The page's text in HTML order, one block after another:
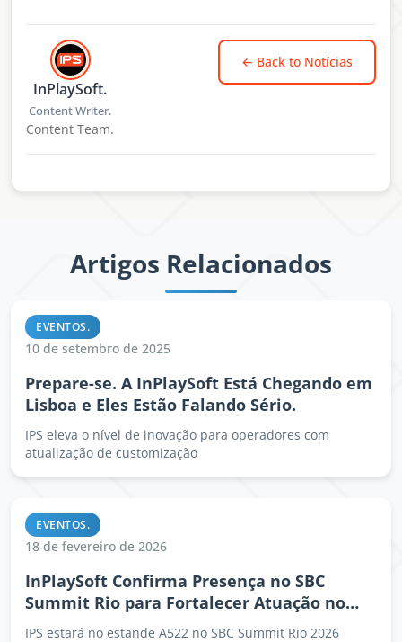
InPlaySoft.
Content Writer.
Content Team.
← Back to Notícias
Artigos Relacionados
EVENTOS.
10 de setembro de 2025
Prepare-se. A InPlaySoft Está Chegando em
Lisboa e Eles Estão Falando Sério.
IPS eleva o nível de inovação para operadores com
atualização de customização
EVENTOS.
18 de fevereiro de 2026
InPlaySoft Confirma Presença no SBC
Summit Rio para Fortalecer Atuação no
Brasil e América Latina.
IPS estará no estande A522 no SBC Summit Rio 2026